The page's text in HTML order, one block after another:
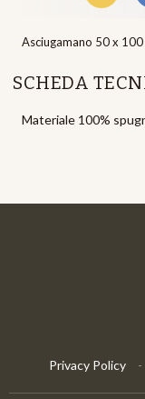
Asciugamano 50 x
SCHEDA
Materiale 100%
Privacy Policy